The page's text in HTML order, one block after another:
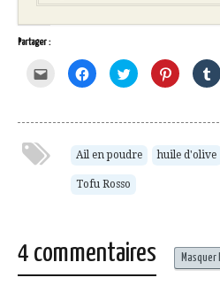
Partager :
Cliquez
pour
envoyer
mail
ami(ouvre
nouvelle
Cliquez
pour
partager
dans
fenêtre)
Cliquez
pour
partager
dans
fenêtre)
Cliquez
pour
partager
dans
fenêtre)
Ail en poudre huile d'olive
Tofu Rosso
4 commentaires